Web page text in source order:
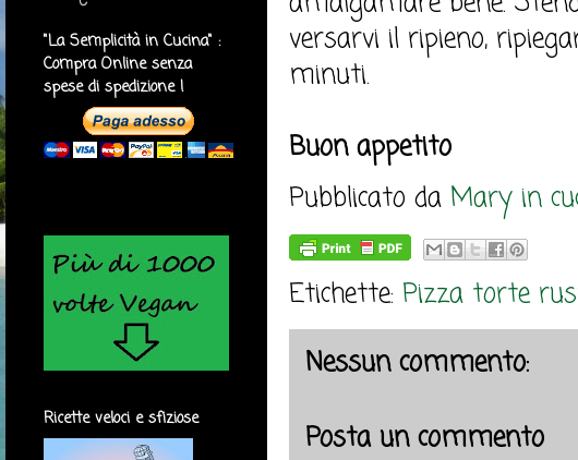
versarvi il ripieno,
minuti.
Buon appetito
Pubblicato da Mary in
Etichette: Pizza torte
Nessun commento:
Posta un commento
"La Semplicità in Cucina" :
Compra Online senza
spese di spedizione !
Ricette veloci e sfiziose